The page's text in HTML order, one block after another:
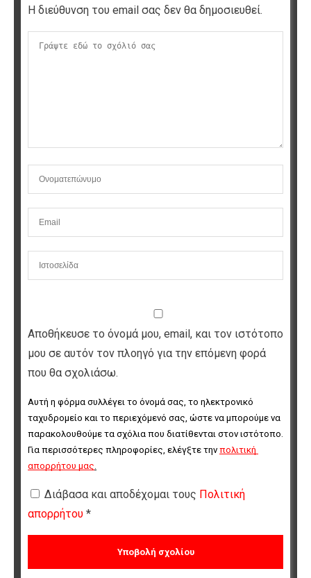
Η διεύθυνση του email σας δεν θα δημοσιευθεί.
Αποθήκευσε το όνομά μου, email, και τον ιστότοπο
μου σε αυτόν τον πλοηγό για την επόμενη φορά
που θα σχολιάσω.
Αυτή η φόρμα συλλέγει το όνομά σας, το ηλεκτρονικό
ταχυδρομείο και το περιεχόμενό σας, ώστε να μπορούμε να
παρακολουθούμε τα σχόλια που διατίθενται στον ιστότοπο.
Για περισσότερες πληροφορίες, ελέγξτε την πολιτική
απορρήτου μας
Διάβασα και αποδέχομαι τους Πολιτική
απορρήτου *